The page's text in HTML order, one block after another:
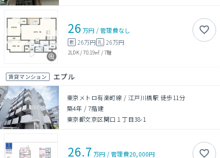
26 万円 /管理費なし
敷 26万円 礼 26万円
2LDK/70.19㎡ /7階
賃貸マンション エプル
東京メトロ有楽町線 / 江戸川橋駅 徒歩11分
築4年 / 7階建
東京都文京区関口１丁目38-1
26.7 万円 /管理費20,000円